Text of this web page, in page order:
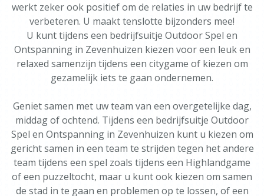
werkt zeker ook positief om de relaties in uw bedrijf te
verbeteren. U maakt tenslotte bijzonders mee!
U kunt tijdens een bedrijfsuitje Outdoor Spel en
Ontspanning in Zevenhuizen kiezen voor een leuk en
relaxed samenzijn tijdens een citygame of kiezen om
gezamelijk iets te gaan ondernemen.
Geniet samen met uw team van een overgetelijke dag,
middag of ochtend. Tijdens een bedrijfsuitje Outdoor
Spel en Ontspanning in Zevenhuizen kunt u kiezen om
gericht samen in een team te strijden tegen het andere
team tijdens een spel zoals tijdens een Highlandgame
of een puzzeltocht, maar u kunt ook kiezen om samen
de stad in te gaan en problemen op te lossen, of een